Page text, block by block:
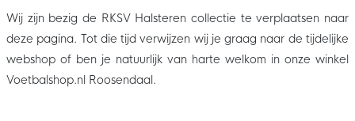
Wij zijn bezig de RKSV Halsteren collectie te verplaatsen naar
deze pagina. Tot die tijd verwijzen wij je graag naar de tijdelijke
webshop of ben je natuurlijk van harte welkom in onze winkel
Voetbalshop.nl Roosendaal.